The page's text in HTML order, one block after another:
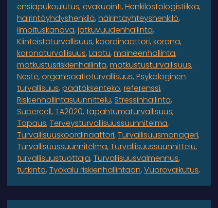
ensiapukoulutus evakuointi Henkilöstölogistiikka
häirintäyhdyshenkilö häirintäyhteyshenkilö
ilmoituskanava jatkuvuudenhallinta
Kiinteistöturvallisuus koordinaattori korona
koronaturvallisuus Laatu maineenhallinta
matkustusriskienhallinta matkustusturvallisuus
Neste organisaatioturvallisuus Psykologinen
turvallisuus päätöksenteko referenssi
Riskienhallintasuunnittelu Stressinhallinta
Supercell TA2020 tapahtumaturvallisuus
Tapaus Terveysturvallisuussuunnitelma
Turvallisuuskoordinaattori Turvallisuusmanageri
Turvallisuussuunnitelma Turvallisuussuunnittelu
turvallisuustuottaja Turvallisuusvalmennus
tutkinta Työkalu riskienhallintaan Vuorovaikutus